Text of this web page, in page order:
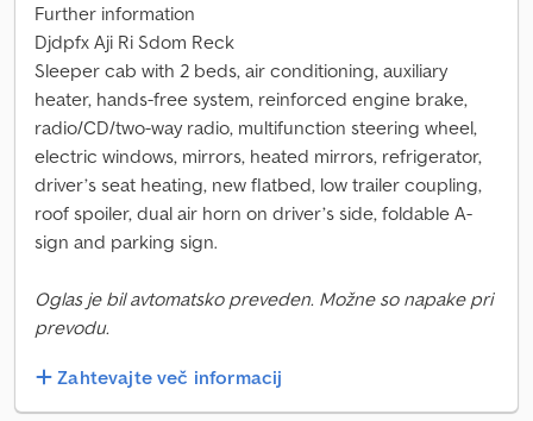
Further information
Djdpfx Aji Ri Sdom Reck
Sleeper cab with 2 beds, air conditioning, auxiliary
heater, hands-free system, reinforced engine brake,
radio/CD/two-way radio, multifunction steering wheel,
electric windows, mirrors, heated mirrors, refrigerator,
driver’s seat heating, new flatbed, low trailer coupling,
roof spoiler, dual air horn on driver’s side, foldable A-
sign and parking sign.
Oglas je bil avtomatsko preveden. Možne so napake pri
prevodu.
Zahtevajte več informacij